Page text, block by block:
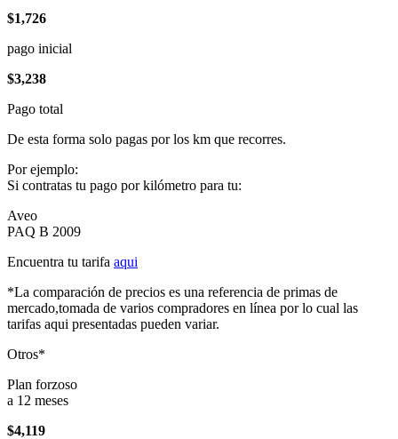
$1,726
pago inicial
$3,238
Pago total
De esta forma solo pagas por los km que recorres.
Por ejemplo:
Si contratas tu pago por kilómetro para tu:
Aveo
PAQ B 2009
Encuentra tu tarifa aqui
*La comparación de precios es una referencia de primas de
mercado,tomada de varios compradores en línea por lo cual las
tarifas aqui presentadas pueden variar.
Otros*
Plan forzoso
a 12 meses
$4,119